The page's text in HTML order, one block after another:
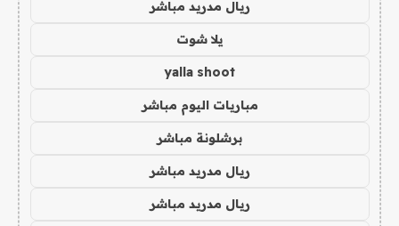
ريال مدريد مباشر
يلا شوت
yalla shoot
مباريات اليوم مباشر
برشلونة مباشر
ريال مدريد مباشر
ريال مدريد مباشر